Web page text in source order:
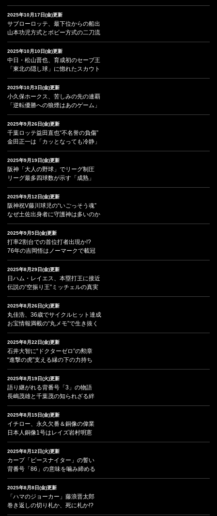
2025年10月17日(金)更新
サブローロッテ、最下位からの船出
山本功児方式とボビー方式の二刀流
2025年10月10日(金)更新
中日・松山晋也、育成初のセーブ王
「東北の隠し球」に惚れたスカウト
2025年10月3日(金)更新
小久保ホークス、苦しみの先の連覇
「逆転優勝への狼煙はあのゲーム」
2025年9月26日(金)更新
千葉ロッテ益田直也“不名誉の負傷”
金田正一は「カッとなっても冷静」
2025年9月19日(金)更新
阪神「大人の野球」でリーグ制圧
リーグ最多四球数が示す「成熟」
2025年9月12日(金)更新
阪神祝V藤川球児の“いごっそう魂”
なぜ土佐出身者に守護神は多いのか
2025年9月5日(金)更新
打率2割台での首位打者出現か!?
76年の吉岡悟はノーマークで載冠
2025年8月29日(金)更新
日ハム・レイエス、本塁打王に接近
伝説の“空振り王”ミッチェルの真実
2025年8月26日(火)更新
丸佳浩、36歳でサイクルヒット達成
お宝情報満載の“丸メモ”で生き抜く
2025年8月22日(金)更新
石井大智に“ドクターゼロ”の勲章
“進撃の虎”支える縁の下の力持ち
2025年8月19日(火)更新
語り継がれる背番号「3」の物語
長嶋茂雄と千葉茂の知られざる絆
2025年8月15日(金)更新
イチロー、永久欠番＆銅像の偉業
日本人銅像1号はレイズ岩村明憲
2025年8月12日(火)更新
カープ「ピースナイター」の誓い
背番号「86」の意味を噛み締める
2025年8月8日(金)更新
「ハマのジョーカー」藤浪晋太郎
巻き返しの切り札か、死に札か!?